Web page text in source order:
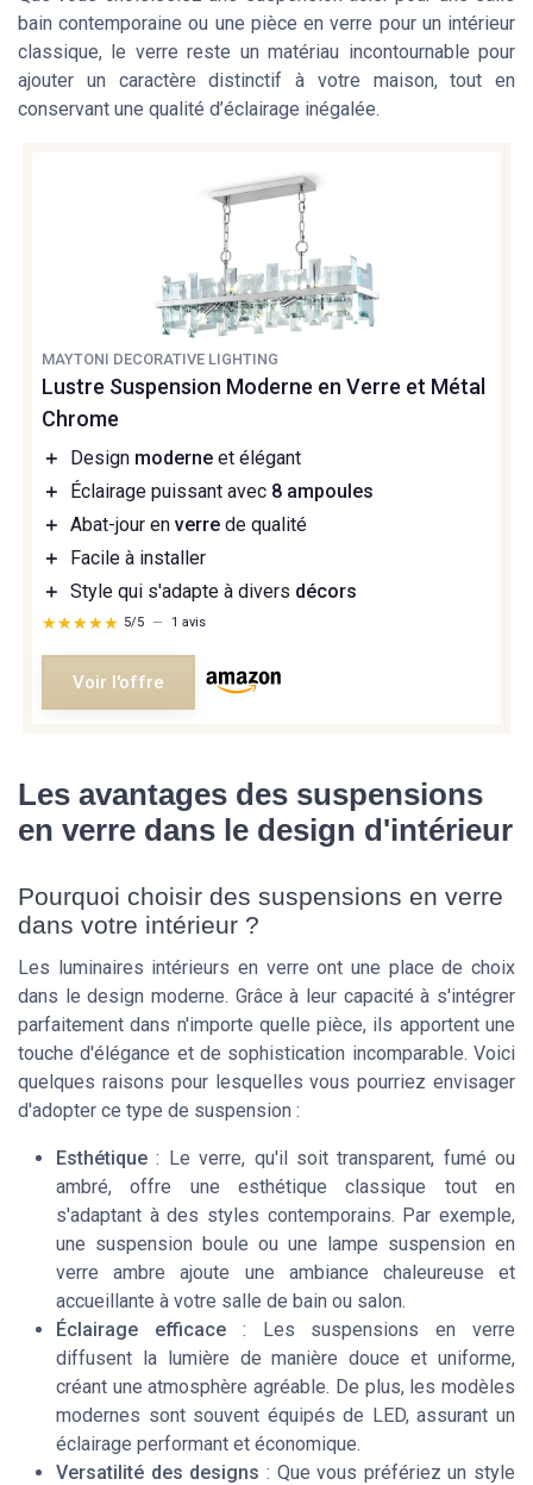
bain contemporaine ou une pièce en verre pour un intérieur
classique, le verre reste un matériau incontournable pour
ajouter un caractère distinctif à votre maison, tout en
conservant une qualité d’éclairage inégalée.
MAYTONI DECORATIVE LIGHTING
Lustre Suspension Moderne en Verre et Métal
Chrome
＋ Design moderne et élégant
＋
Éclairage puissant avec 8 ampoules
＋ Abat-jour en verre de qualité
＋
Facile à installer
＋ Style qui s'adapte à divers décors
★★★★★
★★★★★ 5/5 — 1 avis
Voir l'offre
Les avantages des suspensions
en verre dans le design d'intérieur
Pourquoi choisir des suspensions en verre
dans votre intérieur ?
Les luminaires intérieurs en verre ont une place de choix
dans le design moderne. Grâce à leur capacité à s'intégrer
parfaitement dans n'importe quelle pièce, ils apportent une
touche d'élégance et de sophistication incomparable. Voici
quelques raisons pour lesquelles vous pourriez envisager
d'adopter ce type de suspension :
Esthétique : Le verre, qu'il soit transparent, fumé ou
ambré, offre une esthétique classique tout en
s'adaptant à des styles contemporains. Par exemple,
une suspension boule ou une lampe suspension en
verre ambre ajoute une ambiance chaleureuse et
accueillante à votre salle de bain ou salon.
Éclairage efficace: Les suspensions en verre
diffusent la lumière de manière douce et uniforme,
créant une atmosphère agréable. De plus, les modèles
modernes sont souvent équipés de LED, assurant un
éclairage performant et économique.
Versatilité des designs : Que vous préfériez un style